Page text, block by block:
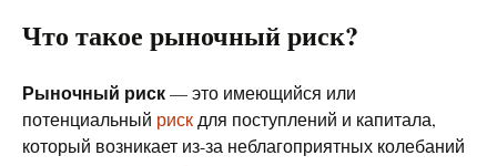
Что такое рыночный риск?
Рыночный риск— это имеющийся или
потенциальный риск для поступлений и капитала,
который возникает из-за неблагоприятных колебаний